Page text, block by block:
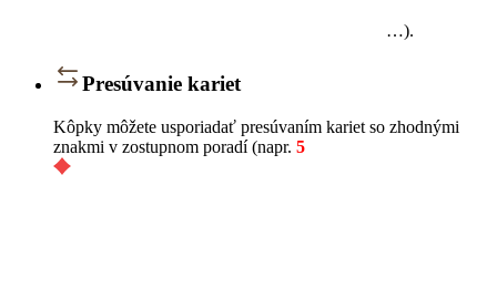
…).
Presúvanie kariet
Kôpky môžete usporiadať presúvaním kariet so zhodnými
znakmi v zostupnom poradí (napr. 5